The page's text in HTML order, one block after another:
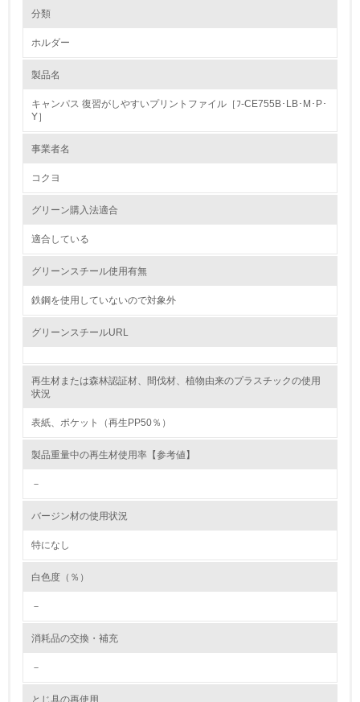
1.環境取り組み体制
環境方針を持っている
環境対応の責任体制を定めている
環境問題に関する従業員教育を行っている
自社に関係する主要な環境法規制を把握し、順守している
レベル2
かしている
従業員が環境方針に基づいて自分の業務の中で行うべき環
→ 導入している規格名 ISO14001
第三者認証を取得している
分類
ホルダー
製品名
キャンパス 復習がしやすいプリントファイル［ﾌ-CE755B･LB･M･P･
Y］
事業者名
コクヨ
グリーン購入法適合
適合している
グリーンスチール使用有無
鉄鋼を使用していないので対象外
グリーンスチールURL
再生材または森林認証材、間伐材、植物由来のプラスチックの使用
状況
表紙、ポケット（再生PP50％）
製品重量中の再生材使用率【参考値】
－
バージン材の使用状況
特になし
白色度（％）
－
消耗品の交換・補充
－
とじ具の再使用